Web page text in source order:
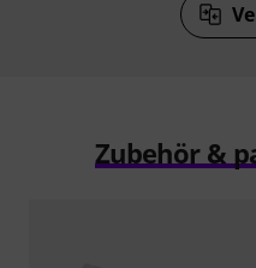
Zubehör &